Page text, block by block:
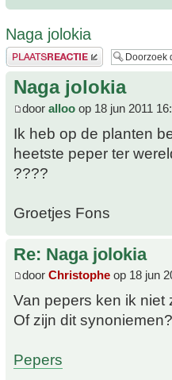
Naga jolokia
Plaats een reactie
Naga jolokia
door alloo op 18 jun 2011
Ik heb op de planten
heetste peper ter
????
Groetjes Fons
Re: Naga jolokia
door Christophe op 18 jun
Van pepers ken ik niet
Of zijn dit synoniemen?
Pepers